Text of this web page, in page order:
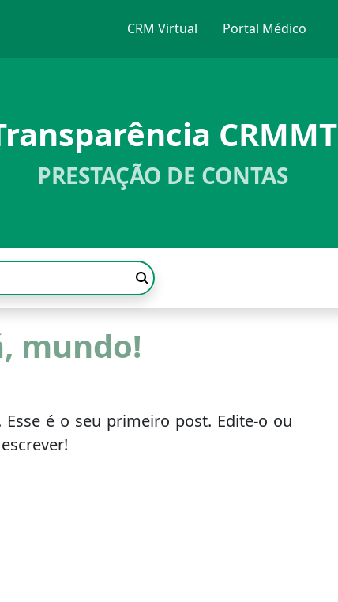
CRM Virtual Portal Médico
CRMMT
PRESTAÇÃO DE CONTAS
mundo!
Esse é o seu primeiro post. Edite-o ou